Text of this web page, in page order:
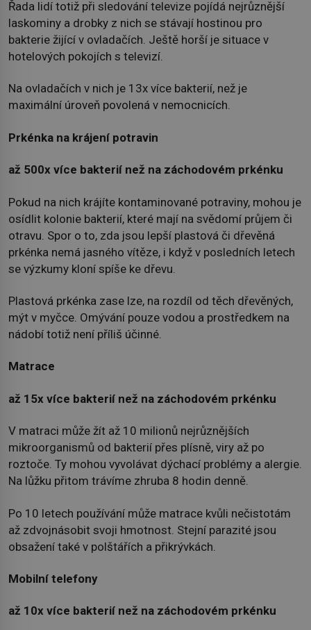
Řada lidí totiž při sledování televize pojídá nejrůznější
laskominy a drobky z nich se stávají hostinou pro
bakterie žijící v ovladačích. Ještě horší je situace v
hotelových pokojích s televizí.
Na ovladačích v nich je 13x více bakterií, než je
maximální úroveň povolená v nemocnicích.
Prkénka na krájení potravin
až 500x více bakterií než na záchodovém prkénku
Pokud na nich krájíte kontaminované potraviny, mohou je
osídlit kolonie bakterií, které mají na svědomí průjem či
otravu. Spor o to, zda jsou lepší plastová či dřevěná
prkénka nemá jasného vítěze, i když v posledních letech
se výzkumy kloní spíše ke dřevu.
Plastová prkénka zase lze, na rozdíl od těch dřevěných,
mýt v myčce. Omývání pouze vodou a prostředkem na
nádobí totiž není příliš účinné.
Matrace
až 15x více bakterií než na záchodovém prkénku
V matraci může žít až 10 milionů nejrůznějších
mikroorganismů od bakterií přes plísně, viry až po
roztoče. Ty mohou vyvolávat dýchací problémy a alergie.
Na lůžku přitom trávíme zhruba 8 hodin denně.
Po 10 letech používání může matrace kvůli nečistotám
až zdvojnásobit svoji hmotnost. Stejní parazité jsou
obsažení také v polštářích a přikrývkách.
Mobilní telefony
až 10x více bakterií než na záchodovém prkénku